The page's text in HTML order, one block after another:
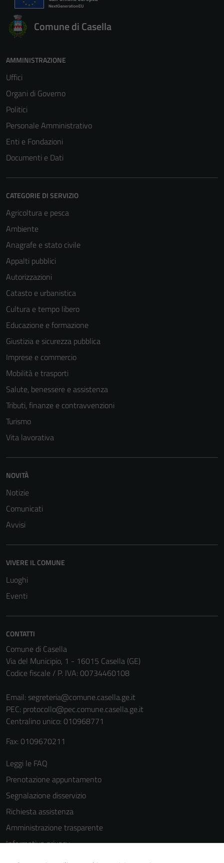
Comune di Casella
AMMINISTRAZIONE
Uffici
Organi di Governo
Politici
Personale Amministrativo
Enti e Fondazioni
Documenti e Dati
CATEGORIE DI SERVIZIO
Agricoltura e pesca
Ambiente
Anagrafe e stato civile
Appalti pubblici
Autorizzazioni
Catasto e urbanistica
Cultura e tempo libero
Educazione e formazione
Giustizia e sicurezza pubblica
Imprese e commercio
Mobilità e trasporti
Salute, benessere e assistenza
Tributi, finanze e contravvenzioni
Turismo
Vita lavorativa
NOVITÀ
Notizie
Comunicati
Avvisi
VIVERE IL COMUNE
Luoghi
Eventi
CONTATTI
Comune di Casella
Via del Municipio, 1 - 16015 Casella (GE)
Codice fiscale / P. IVA: 00734460108
Email: segreteria@comune.casella.ge.it
PEC: protocollo@pec.comune.casella.ge.it
Centralino unico: 010968771
Fax: 0109670211
Leggi le FAQ
Prenotazione appuntamento
Segnalazione disservizio
Richiesta assistenza
Amministrazione trasparente
Informativa privacy
Cookie Policy